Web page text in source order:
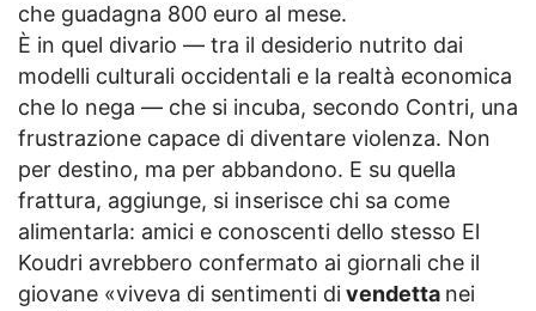
che guadagna 800 euro al mese.
È in quel divario — tra il desiderio nutrito dai
modelli culturali occidentali e la realtà economica
che lo nega — che si incuba, secondo Contri, una
frustrazione capace di diventare violenza. Non
per destino, ma per abbandono. E su quella
frattura, aggiunge, si inserisce chi sa come
alimentarla: amici e conoscenti dello stesso El
Koudri avrebbero confermato ai giornali che il
giovane «viveva di sentimenti divendetta nei